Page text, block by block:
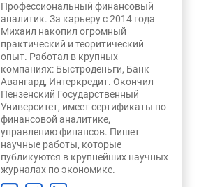
Профессиональный финансовый
аналитик. За карьеру с 2014 года
Михаил накопил огромный
практический и теоритический
опыт. Работал в крупных
компаниях: Быстроденьги, Банк
Авангард, Интеркредит. Окончил
Пензенский Государственный
Университет, имеет сертификаты по
финансовой аналитике,
управлению финансов. Пишет
научные работы, которые
публикуются в крупнейших научных
журналах по экономике.